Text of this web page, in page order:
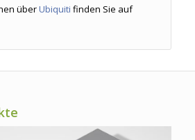
überUbiquiti finden Sie auf